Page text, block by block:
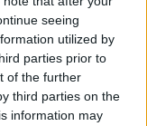
seeing
utilized by
parties prior to
of the further
third parties on the
information may
docházelo
snižování dopadů
a užívání